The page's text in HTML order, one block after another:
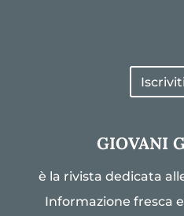
GIOVANI
è la rivista dedicata
Informazione fresca